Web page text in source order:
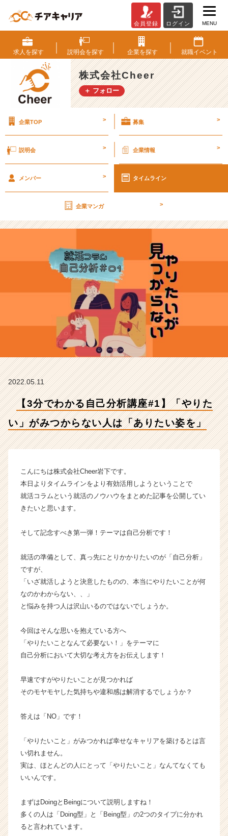
分
で
わ
か
る
自
講
1】
い」
が
み
か
ら
な
い
人
は
「あ
り
た
い
姿
会
社
C
r
タ
イ
イ
|
チ
ャ
ー・
長
企
か
ス
カ
く
活
ト
会員登録 ログイン MENU
求人を探す 説明会を探す 企業を探す 就職イベント
株式会社Cheer
＋ フォロー
企業TOP > 募集 >
説明会 > 企業情報 >
メンバー > タイムライン
企業マンガ >
2022.05.11
【3分でわかる自己分析講座#1】「やりた
い」がみつからない人は「ありたい姿を」
こんにちは株式会社Cheer岩下です。
本日よりタイムラインをより有効活用しようということで
就活コラムという就活のノウハウをまとめた記事を公開してい
きたいと思います。
そして記念すべき第一弾！テーマは自己分析です！
就活の準備として、真っ先にとりかかりたいのが「自己分析」
ですが、
「いざ就活しようと決意したものの、本当にやりたいことが何
なのかわからない、、」
と悩みを持つ人は沢山いるのではないでしょうか。
今回はそんな思いを抱えている方へ
「やりたいことなんて必要ない！」をテーマに
自己分析において大切な考え方をお伝えします！
早速ですがやりたいことが見つかれば
そのモヤモヤした気持ちや違和感は解消するでしょうか？
答えは「NO」です！
「やりたいこと」がみつかれば幸せなキャリアを築けるとは言
い切れません。
実は、ほとんどの人にとって「やりたいこと」なんてなくても
いいんです。
まずはDoingとBeingについて説明しますね！
多くの人は「Doing型」と「Being型」の2つのタイプに分かれ
ると言われています。